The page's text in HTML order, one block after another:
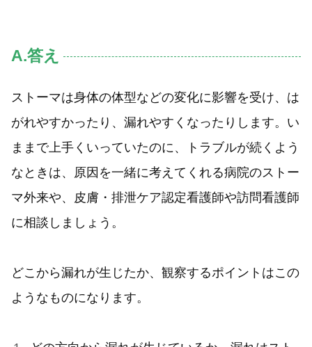
A.答え
ストーマは身体の体型などの変化に影響を受け、は
がれやすかったり、漏れやすくなったりします。い
ままで上手くいっていたのに、トラブルが続くよう
なときは、原因を一緒に考えてくれる病院のストー
マ外来や、皮膚・排泄ケア認定看護師や訪問看護師
に相談しましょう。
どこから漏れが生じたか、観察するポイントはこの
ようなものになります。